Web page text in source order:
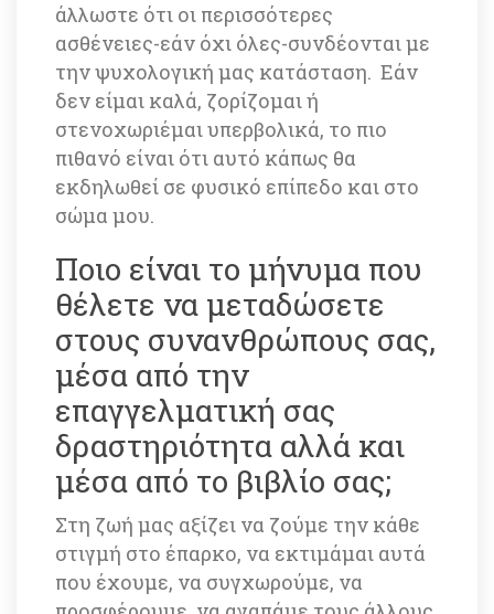
άλλωστε ότι οι περισσότερες
ασθένειες-εάν όχι όλες-συνδέονται με
την ψυχολογική μας κατάσταση. Εάν
δεν είμαι καλά, ζορίζομαι ή
στενοχωριέμαι υπερβολικά, το πιο
πιθανό είναι ότι αυτό κάπως θα
εκδηλωθεί σε φυσικό επίπεδο και στο
σώμα μου.
Ποιο είναι το μήνυμα που
θέλετε να μεταδώσετε
στους συνανθρώπους σας,
μέσα από την
επαγγελματική σας
δραστηριότητα αλλά και
μέσα από το βιβλίο σας;
Στη ζωή μας αξίζει να ζούμε την κάθε
στιγμή στο έπαρκο, να εκτιμάμαι αυτά
που έχουμε, να συγχωρούμε, να